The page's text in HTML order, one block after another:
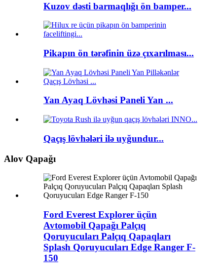
Kuzov dəsti barmaqlığı ön bamper...
Pikapın ön tərəfinin üzə çıxarılması...
Yan Ayaq Lövhəsi Paneli Yan ...
Qaçış lövhələri ilə uyğundur...
Alov Qapağı
Ford Everest Explorer üçün
Avtomobil Qapağı Palçıq
Qoruyucuları Palçıq Qapaqları
Splash Qoruyucuları Edge Ranger F-
150